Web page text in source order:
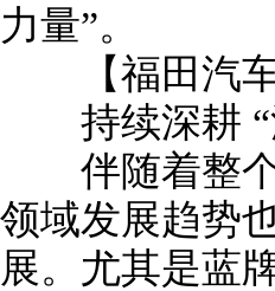
力量”。
【福田汽车
持续深耕 “
伴随着整个
领域发展趋势
展。尤其是蓝